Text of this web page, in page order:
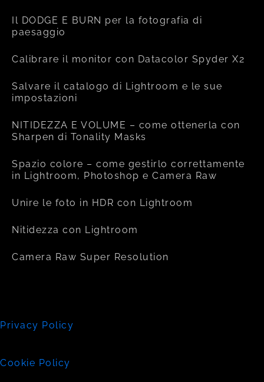
Il DODGE E BURN per la fotografia di
paesaggio
Calibrare il monitor con Datacolor Spyder X2
Salvare il catalogo di Lightroom e le sue
impostazioni
NITIDEZZA E VOLUME – come ottenerla con
Sharpen di Tonality Masks
Spazio colore – come gestirlo correttamente
in Lightroom, Photoshop e Camera Raw
Unire le foto in HDR con Lightroom
Nitidezza con Lightroom
Camera Raw Super Resolution
Privacy Policy
Cookie Policy